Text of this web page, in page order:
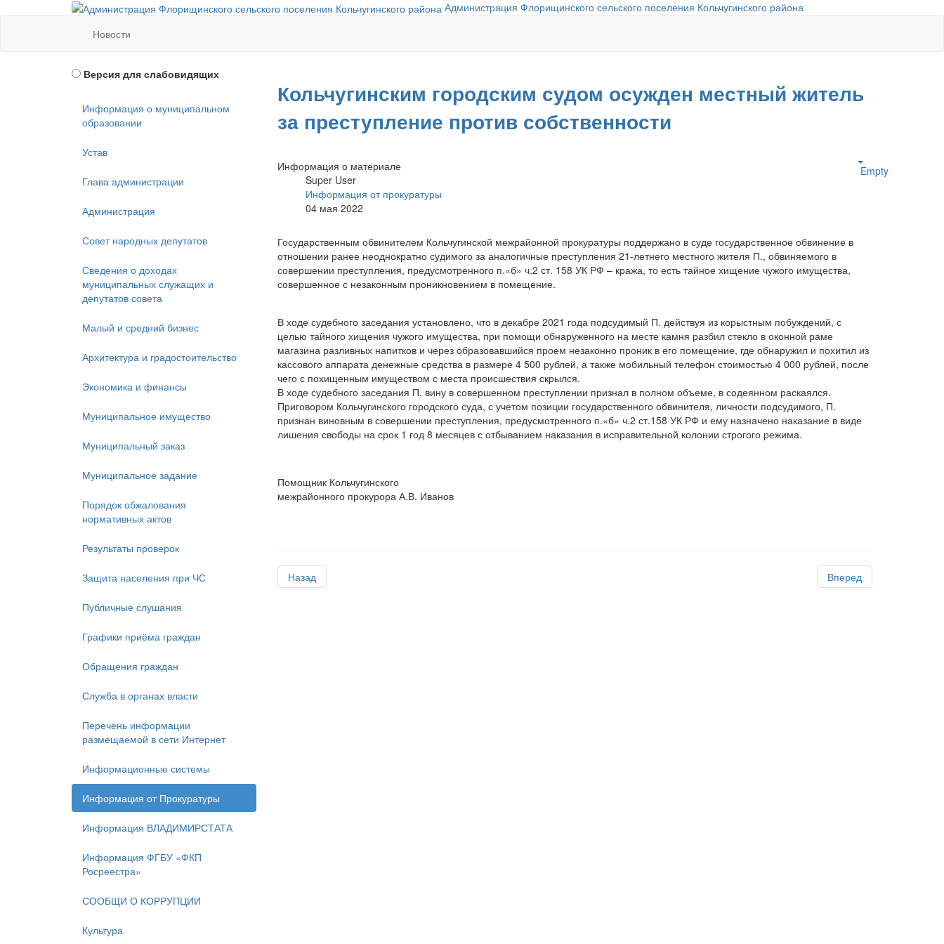
Администрация Флорищинского сельского поселения Кольчугинского района
Новости
Кольчугинским городским судом осужден местный житель
за преступление против собственности
Empty
Информация о материале
Super User
Информация от прокуратуры
04 мая 2022
Государственным обвинителем Кольчугинской межрайонной прокуратуры поддержано в суде государственное обвинение в
отношении ранее неоднократно судимого за аналогичные преступления 21-летнего местного жителя П., обвиняемого в
совершении преступления, предусмотренного п.«б» ч.2 ст. 158 УК РФ – кража, то есть тайное хищение чужого имущества,
совершенное с незаконным проникновением в помещение.
В ходе судебного заседания установлено, что в декабре 2021 года подсудимый П. действуя из корыстным побуждений, с
целью тайного хищения чужого имущества, при помощи обнаруженного на месте камня разбил стекло в оконной раме
магазина разливных напитков и через образовавшийся проем незаконно проник в его помещение, где обнаружил и похитил из
кассового аппарата денежные средства в размере 4 500 рублей, а также мобильный телефон стоимостью 4 000 рублей, после
чего с похищенным имуществом с места происшествия скрылся.
В ходе судебного заседания П. вину в совершенном преступлении признал в полном объеме, в содеянном раскаялся.
Приговором Кольчугинского городского суда, с учетом позиции государственного обвинителя, личности подсудимого, П.
признан виновным в совершении преступления, предусмотренного п.«б» ч.2 ст.158 УК РФ и ему назначено наказание в виде
лишения свободы на срок 1 год 8 месяцев с отбыванием наказания в исправительной колонии строгого режима.
Помощник Кольчугинского
межрайонного прокурора А.В. Иванов
Назад Вперед
Версия для слабовидящих
Информация о муниципальном
образовании
Устав
Глава администрации
Администрация
Совет народных депутатов
Сведения о доходах
муниципальных служащих и
депутатов совета
Малый и средний бизнес
Архитектура и градостоительство
Экономика и финансы
Муниципальное имущество
Муниципальный заказ
Муниципальное задание
Порядок обжалования
нормативных актов
Результаты проверок
Защита населения при ЧС
Публичные слушания
Графики приёма граждан
Обращения граждан
Служба в органах власти
Перечень информации
размещаемой в сети Интернет
Информационные системы
Информация от Прокуратуры
Информация ВЛАДИМИРСТАТА
Информация ФГБУ «ФКП
Росреестра»
СООБЩИ О КОРРУПЦИИ
Культура